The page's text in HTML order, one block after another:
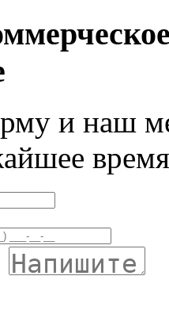
и наш
время